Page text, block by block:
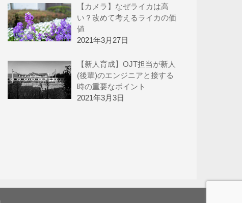
【カメラ】なぜライカは高
い？改めて考えるライカの価
値
2021年3月27日
【新人育成】OJT担当が新人
(後輩)のエンジニアと接する
時の重要なポイント
2021年3月3日